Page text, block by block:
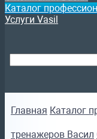
Каталог
Услуги Vasil
Главная Каталог
тренажеров Васил